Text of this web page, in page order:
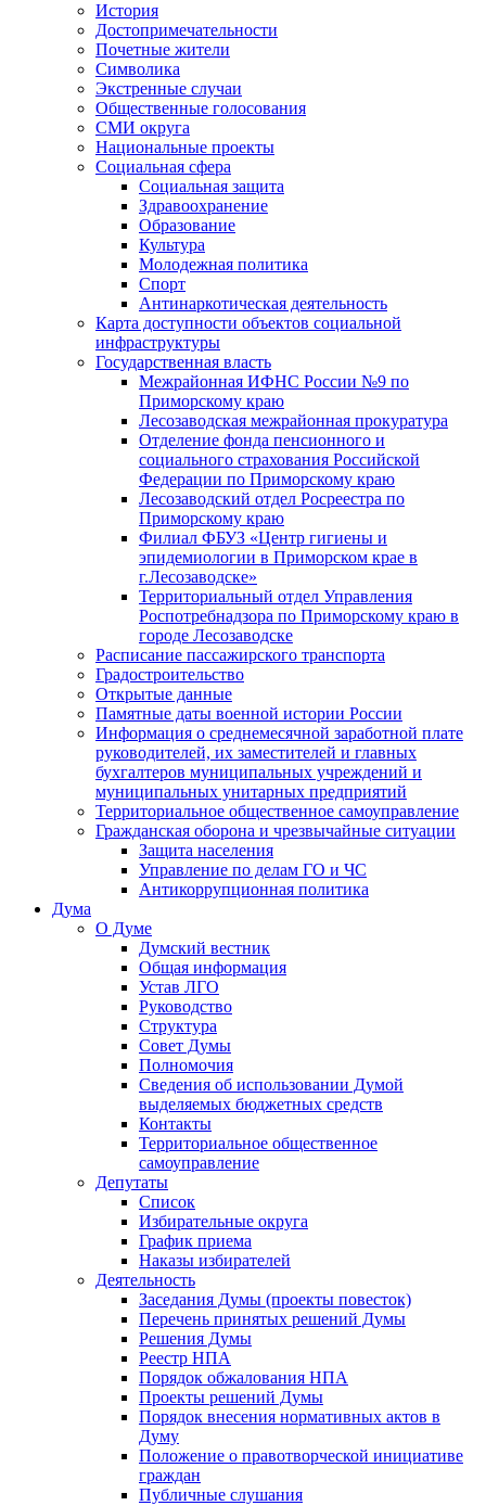
История
Достопримечательности
Почетные жители
Символика
Экстренные случаи
Общественные голосования
СМИ округа
Национальные проекты
Социальная сфера
Социальная защита
Здравоохранение
Образование
Культура
Молодежная политика
Спорт
Антинаркотическая деятельность
Карта доступности объектов социальной
инфраструктуры
Государственная власть
Межрайонная ИФНС России №9 по
Приморскому краю
Лесозаводская межрайонная прокуратура
Отделение фонда пенсионного и
социального страхования Российской
Федерации по Приморскому краю
Лесозаводский отдел Росреестра по
Приморскому краю
Филиал ФБУЗ «Центр гигиены и
эпидемиологии в Приморском крае в
г.Лесозаводске»
Территориальный отдел Управления
Роспотребнадзора по Приморскому краю в
городе Лесозаводске
Расписание пассажирского транспорта
Градостроительство
Открытые данные
Памятные даты военной истории России
Информация о среднемесячной заработной плате
руководителей, их заместителей и главных
бухгалтеров муниципальных учреждений и
муниципальных унитарных предприятий
Территориальное общественное самоуправление
Гражданская оборона и чрезвычайные ситуации
Защита населения
Управление по делам ГО и ЧС
Антикоррупционная политика
Дума
О Думе
Думский вестник
Общая информация
Устав ЛГО
Руководство
Структура
Совет Думы
Полномочия
Сведения об использовании Думой
выделяемых бюджетных средств
Контакты
Территориальное общественное
самоуправление
Депутаты
Список
Избирательные округа
График приема
Наказы избирателей
Деятельность
Заседания Думы (проекты повесток)
Перечень принятых решений Думы
Решения Думы
Реестр НПА
Порядок обжалования НПА
Проекты решений Думы
Порядок внесения нормативных актов в
Думу
Положение о правотворческой инициативе
граждан
Публичные слушания